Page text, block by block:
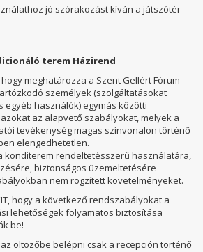
jó szórakozást kíván a játszótér
terem Házirend
meghatározza a Szent Gellért Fórum
személyek (szolgáltatásokat
egyéb használók) egymás közötti
az alapvető szabályokat, melyek a
tevékenység magas színvonalon történő
elengedhetetlen.
konditerem rendeltetésszerű használatára,
biztonságos üzemeltetésére
nem rögzített követelményeket.
hogy a következő rendszabályokat a
lehetőségek folyamatos biztosítása
be!
öltözőbe belépni csak a recepción történő